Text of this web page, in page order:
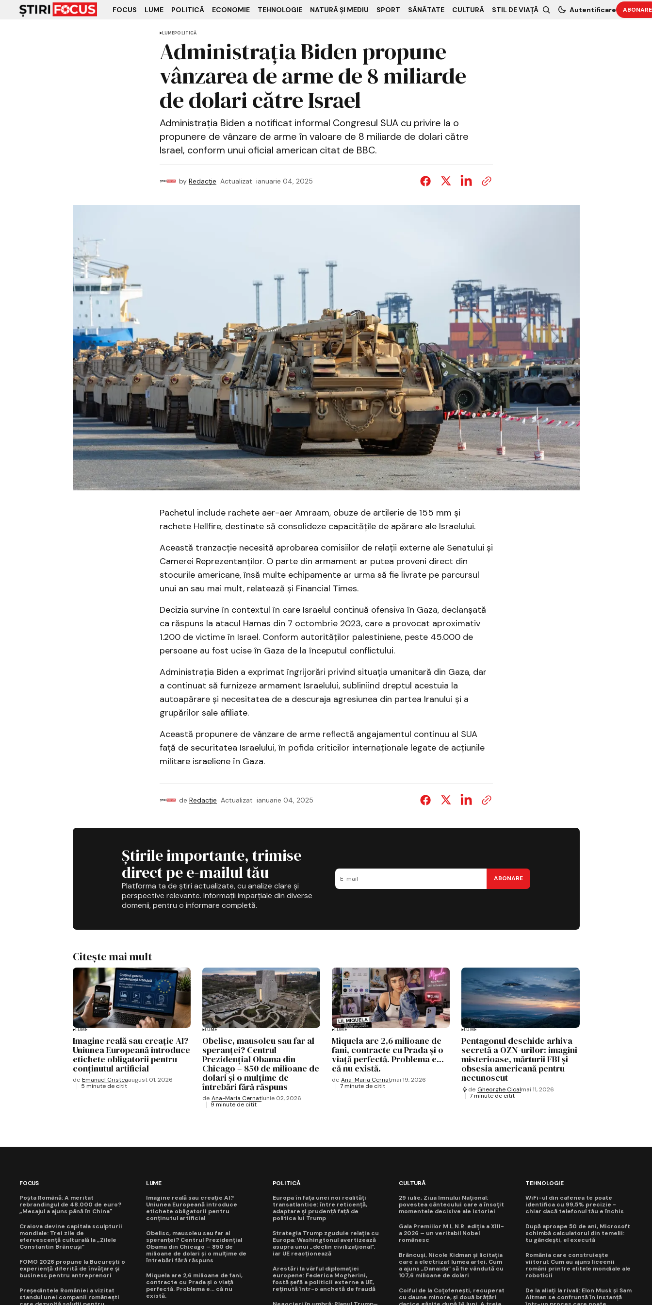
FOCUS LUME POLITICĂ ECONOMIE TEHNOLOGIE NATURĂ ȘI MEDIU SPORT SĂNĂTATE CULTURĂ STIL DE VIAȚĂ Autentificare ABONARE
LUMEPOLITICĂ
Administrația Biden propune
vânzarea de arme de 8 miliarde
de dolari către Israel
Administrația Biden a notificat informal Congresul SUA cu privire la o
propunere de vânzare de arme în valoare de 8 miliarde de dolari către
Israel, conform unui oficial american citat de BBC.
by Redacție Actualizat ianuarie 04, 2025
Pachetul include rachete aer-aer Amraam, obuze de artilerie de 155 mm și
rachete Hellfire, destinate să consolideze capacitățile de apărare ale Israelului.
Această tranzacție necesită aprobarea comisiilor de relații externe ale Senatului și
Camerei Reprezentanților. O parte din armament ar putea proveni direct din
stocurile americane, însă multe echipamente ar urma să fie livrate pe parcursul
unui an sau mai mult, relatează și Financial Times.
Decizia survine în contextul în care Israelul continuă ofensiva în Gaza, declanșată
ca răspuns la atacul Hamas din 7 octombrie 2023, care a provocat aproximativ
1.200 de victime în Israel. Conform autorităților palestiniene, peste 45.000 de
persoane au fost ucise în Gaza de la începutul conflictului.
Administrația Biden a exprimat îngrijorări privind situația umanitară din Gaza, dar
a continuat să furnizeze armament Israelului, subliniind dreptul acestuia la
autoapărare și necesitatea de a descuraja agresiunea din partea Iranului și a
grupărilor sale afiliate.
Această propunere de vânzare de arme reflectă angajamentul continuu al SUA
față de securitatea Israelului, în pofida criticilor internaționale legate de acțiunile
militare israeliene în Gaza.
de Redacție Actualizat ianuarie 04, 2025
Știrile importante, trimise
direct pe e-mailul tău
Platforma ta de știri actualizate, cu analize clare și
perspective relevante. Informații imparțiale din diverse
domenii, pentru o informare completă.
ABONARE
Citește mai mult
LUME
Imagine reală sau creație AI?
Uniunea Europeană introduce
etichete obligatorii pentru
conținutul artificial
de Emanuel Cristeaaugust 01, 2026
5 minute de citit
LUME
Obelisc, mausoleu sau far al
speranței? Centrul
Prezidențial Obama din
Chicago – 850 de milioane de
dolari și o mulțime de
întrebări fără răspuns
de Ana-Maria Cernatiunie 02, 2026
9 minute de citit
LUME
Miquela are 2,6 milioane de
fani, contracte cu Prada și o
viață perfectă. Problema e...
că nu există.
de Ana-Maria Cernatmai 19, 2026
7 minute de citit
LUME
Pentagonul deschide arhiva
secretă a OZN-urilor: imagini
misterioase, mărturii FBI și
obsesia americană pentru
necunoscut
de Gheorghe Cicalmai 11, 2026
7 minute de citit
FOCUS
Poșta Română: A meritat
rebrandingul de 48.000 de euro?
„Mesajul a ajuns până în China"
Craiova devine capitala sculpturii
mondiale: Trei zile de
efervescență culturală la „Zilele
Constantin Brâncuși”
FOMO 2026 propune la București o
experiență diferită de învățare și
business pentru antreprenori
Președintele României a vizitat
standul unei companii românești
LUME
Imagine reală sau creație AI?
Uniunea Europeană introduce
etichete obligatorii pentru
conținutul artificial
Obelisc, mausoleu sau far al
speranței? Centrul Prezidențial
Obama din Chicago – 850 de
milioane de dolari și o mulțime de
întrebări fără răspuns
Miquela are 2,6 milioane de fani,
contracte cu Prada și o viață
perfectă. Problema e... că nu
există.
POLITICĂ
Europa în fața unei noi realități
transatlantice: între reticență,
adaptare și prudență față de
politica lui Trump
Strategia Trump zguduie relația cu
Europa: Washingtonul avertizează
asupra unui „declin civilizațional”,
iar UE reacționează
Arestări la vârful diplomației
europene: Federica Mogherini,
fostă șefă a politicii externe a UE,
reținută într-o anchetă de fraudă
CULTURĂ
29 iulie, Ziua Imnului Național:
povestea cântecului care a însoțit
momentele decisive ale istoriei
Gala Premiilor M.L.N.R. ediția a XIII-
a 2026 – un veritabil Nobel
românesc
Brâncuși, Nicole Kidman și licitația
care a electrizat lumea artei. Cum
a ajuns „Danaida” să fie vândută cu
107,6 milioane de dolari
Coiful de la Coțofenești, recuperat
cu daune minore, și două brățări
TEHNOLOGIE
WiFi-ul din cafenea te poate
identifica cu 99,5% precizie -
chiar dacă telefonul tău e închis
După aproape 50 de ani, Microsoft
schimbă calculatorul din temelii:
tu gândești, el execută
România care construiește
viitorul: Cum au ajuns liceenii
români printre elitele mondiale ale
roboticii
De la aliați la rivali: Elon Musk și Sam
Altman se confruntă în instanță